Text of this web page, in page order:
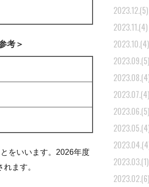
考＞
をいいます。2026年度
ます。
2023.12.(5)
2023.11.(4)
2023.10.(4)
2023.09.(5)
2023.07.(4)
2023.06.(5)
2023.03.(1)
2023.02.(6)